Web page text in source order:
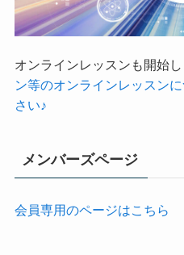
オンラインレッスンも開始し
ン等のオンラインレッスン
さい♪
メンバーズページ
会員専用のページはこちら